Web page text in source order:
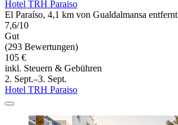
Hotel TRH Paraiso
El Paraíso, 4,1 km von Gualdalmansa entfernt
7,6/10
Gut
(293 Bewertungen)
105 €
inkl. Steuern & Gebühren
2. Sept.–3. Sept.
Hotel TRH Paraiso